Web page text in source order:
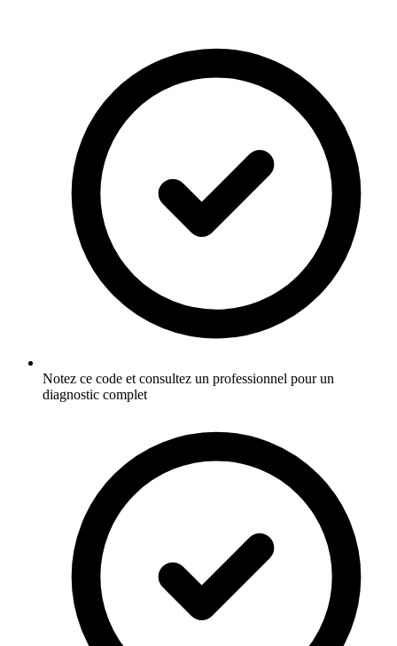
Notez ce code et consultez un professionnel pour un
diagnostic complet